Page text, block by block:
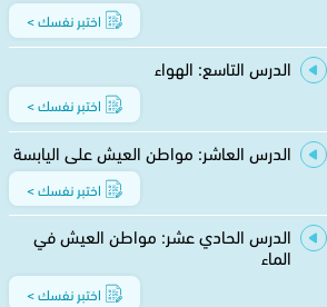
اختبر نفسك >
الدرس التاسع: الهواء
اختبر نفسك >
الدرس العاشر: مواطن العيش على اليابسة
اختبر نفسك >
الدرس الحادي عشر: مواطن العيش في
الماء
اختبر نفسك >